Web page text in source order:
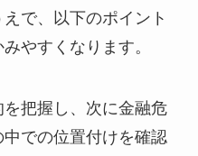
で、以下のポイント
やすくなります。
把握し、次に金融危
での位置付けを確認